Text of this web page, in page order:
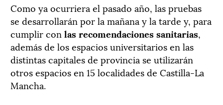
Como ya ocurriera el pasado año, las pruebas
se desarrollarán por la mañana y la tarde y, para
cumplir con las recomendaciones sanitarias,
además de los espacios universitarios en las
distintas capitales de provincia se utilizarán
otros espacios en 15 localidades de Castilla-La
Mancha.